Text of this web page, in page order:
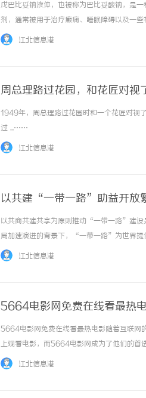
戊巴比妥钠液体，也被称为巴比妥酸钠，是
剂，通常被用于治疗癫痫、睡眠障碍以及一
及抗癫痫药物。它的作用机制涉及增强神经
江北信息港
周总理路过花园，和花匠对视
1949年，周总理路过花园时和一个花匠对视
过 ...……
江北信息港
以共建“一带一路”助益开放
以共商共建共享为原则推动“一带一路”建设
局加速演进的背景下，“一带一路”为世界提
放实现高质量发展的确定性，共建“一带一
江北信息港
5664电影网免费在线看最热
5664电影网免费在线看最热电影随着互联网
上观看电影，而5664电影网成为了他们的首
网站不仅提供了丰富的电影资源，而且还完
江北信息港